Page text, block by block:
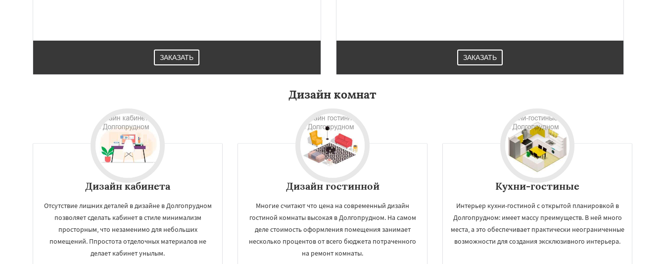
регионам
×
Ликино-Дулево
Лыткарино
Пересвет
Пушкино
ЗАКАЗАТЬ ЗАКАЗАТЬ
Дизайн комнат
Дизайн кабинета
Отсутствие лишних деталей в дизайне в Долгопрудном
позволяет сделать кабинет в стиле минимализм
просторным, что незаменимо для небольших
помещений. Ппростота отделочных материалов не
делает кабинет унылым.
Дизайн гостинной
Многие считают что цена на современный дизайн
гостиной комнаты высокая в Долгопрудном. На самом
деле стоимость оформления помещения занимает
несколько процентов от всего бюджета потраченного
на ремонт комнаты.
Кухни-гостиные
Интерьер кухни-гостиной с открытой планировкой в
Долгопрудном: имеет массу преимуществ. В ней много
места, а это обеспечивает практически неограниченные
возможности для создания эксклюзивного интерьера.
×
Даю согласие на обработку персональных данных